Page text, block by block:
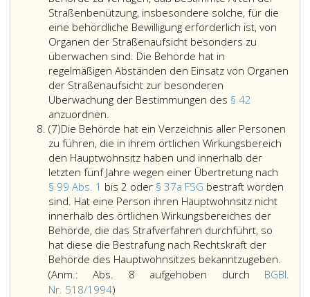
die
Ergreifung
der
Maßnahme
so
die
Maßnahme
Umstände
in
einem
Aktenvermerk
(Paragraph
16,
AVG)
festzuhalten.
von
Amts
wegen
oder
auf
Antrag
der
Interessenvertretung
die
Standplätze
für
Fahrzeuge
des
Platzfuhrwerks-
Gewerbes
(Taxi-
Gewerbes)
sowie
Straßenbenützung, insbesondere solche, für die
eine behördliche Bewilligung erforderlich ist, von
Organen der Straßenaufsicht besonders zu
überwachen sind. Die Behörde hat in
regelmäßigen Abständen den Einsatz von Organen
der Straßenaufsicht zur besonderen
Überwachung der Bestimmungen des § 42
anzuordnen.
es
die
Sicherheit,
Leichtigkeit
und
Flüssigkeit
des
Straßenverkehrs
erfordert,
hat
die
Behörde
(7)Absatz
7,
Die Behörde hat ein Verzeichnis aller Personen
zu führen, die in ihrem örtlichen Wirkungsbereich
den Hauptwohnsitz haben und innerhalb der
letzten fünf Jahre wegen einer Übertretung nach
§ 99 Abs. 1 bis 2 oder § 37a FSG bestraft worden
sind. Hat eine Person ihren Hauptwohnsitz nicht
innerhalb des örtlichen Wirkungsbereiches der
Behörde, die das Strafverfahren durchführt, so
hat diese die Bestrafung nach Rechtskraft der
Behörde des Hauptwohnsitzes bekanntzugeben.
(Anm.: Abs. 8 aufgehoben durch BGBl.
Nr. 518/1994)